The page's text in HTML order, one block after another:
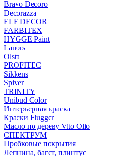
Bravo Decoro
Decorazza
ELF DECOR
FARBITEX
HYGGE Paint
Lanors
Olsta
PROFITEC
Sikkens
Spiver
TRINITY
Unibud Color
Интерьерная краска
Краски Flugger
Масло по дереву Vito Olio
СПЕКТРУМ
Пробковые покрытия
Лепнина, багет, плинтус